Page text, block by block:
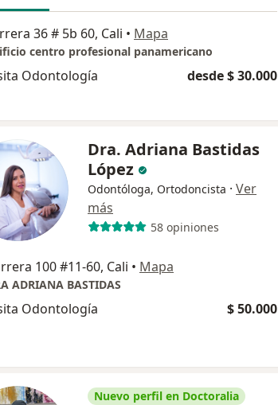
36 # 5b 60, Cali • Mapa
centro profesional panamericano
Odontología desde $ 30.000
Dra. Adriana Bastidas
López
Odontóloga, Ortodoncista · Ver
más
58 opiniones
100 #11-60, Cali • Mapa
ADRIANA BASTIDAS
Odontología $ 50.000
Nuevo perfil en Doctoralia